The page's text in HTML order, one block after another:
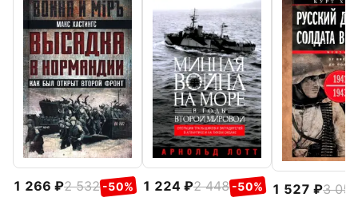
1 266 2 532 -50% 1 224 2 448 -50% 1 527
3 054